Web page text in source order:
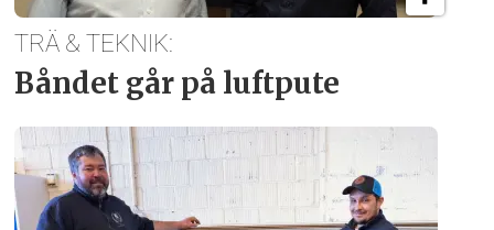
TRÄ & TEKNIK:
Båndet går på luftpute